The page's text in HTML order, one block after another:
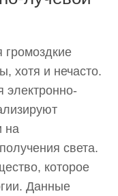
хотя и нечасто.
электронно-
на
света.
которое
Данные